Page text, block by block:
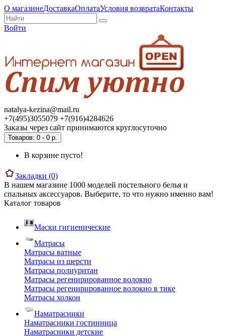
О магазинеДоставкаОплатаУсловия возвратаКонтакты
Войти
natalya-kezina@mail.ru
+7(495)3055079 +7(916)4284626
Заказы через сайт принимаются круглосуточно
Товаров: 0 - 0 р.
В корзине пусто!
Закладки (0)
В нашем магазине 1000 моделей постельного белья и
спальных аксессуаров. Выберите, то что нужно именно вам!
Каталог товаров
Маски гигиенические
Матрасы
Матрасы ватные
Матрасы из шерсти
Матрасы полиуритан
Матрасы регенирированное волокно
Матрасы регенирированное волокно в тике
Матрасы холкон
Наматрасники
Наматрасники гостинница
Наматрасники детские